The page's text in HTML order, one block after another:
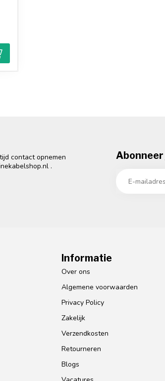
contact opnemen
.
Informatie
Over ons
Algemene voorwaarden
Privacy Policy
Zakelijk
Verzendkosten
Retourneren
Blogs